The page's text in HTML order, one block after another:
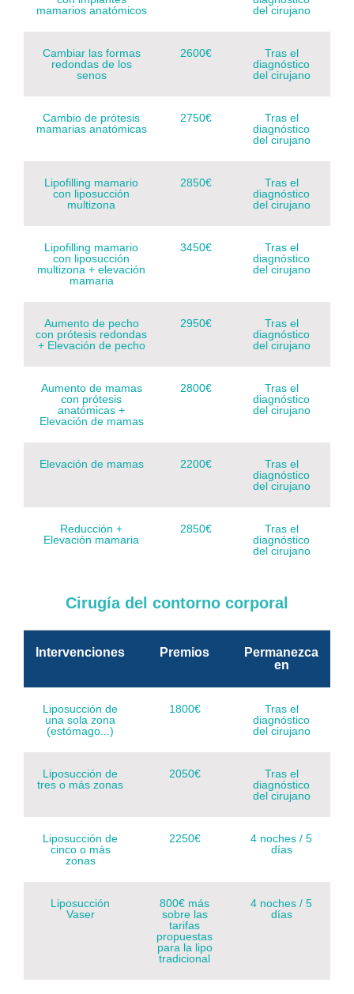
mamarios anatómicos
del cirujano
Cambiar las formas
redondas de los
senos
2600€
Tras el
diagnóstico
del cirujano
Cambio de prótesis
mamarias anatómicas
2750€
Tras el
diagnóstico
del cirujano
Lipofilling mamario
con liposucción
multizona
2850€
Tras el
diagnóstico
del cirujano
Lipofilling mamario
con liposucción
multizona + elevación
mamaria
3450€
Tras el
diagnóstico
del cirujano
Aumento de pecho
con prótesis redondas
+ Elevación de pecho
2950€
Tras el
diagnóstico
del cirujano
Aumento de mamas
con prótesis
anatómicas +
Elevación de mamas
2800€
Tras el
diagnóstico
del cirujano
Elevación de mamas 2200€
Tras el
diagnóstico
del cirujano
Reducción +
Elevación mamaria
2850€
Tras el
diagnóstico
del cirujano
Cirugía del contorno corporal
Intervenciones Premios
Permanezca
en
Liposucción de
una sola zona
(estómago...)
1800€
Tras el
diagnóstico
del cirujano
Liposucción de
tres o más zonas
2050€
Tras el
diagnóstico
del cirujano
Liposucción de
cinco o más
zonas
2250€
4 noches / 5
días
Liposucción
Vaser
800€ más
sobre las
tarifas
propuestas
para la lipo
tradicional
4 noches / 5
días